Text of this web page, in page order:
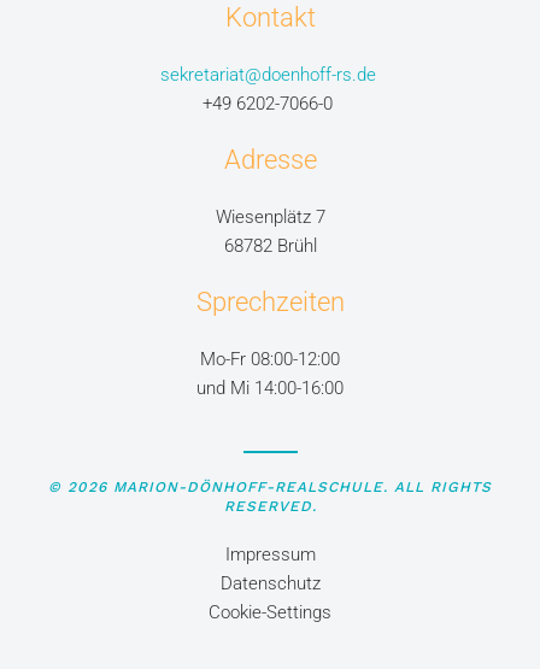
Adresse
Wiesenplätz 7
68782 Brühl
Kontakt
sekretariat@doenhoff-rs.de
+49 6202-7066-0
Sprechzeiten
Mo-Fr 08:00-12:00
und Mi 14:00-16:00
© 2026 MARION-DÖNHOFF-REALSCHULE. ALL RIGHTS
RESERVED.
Impressum
Datenschutz
Cookie-Settings